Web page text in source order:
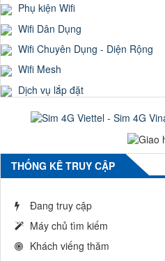
Phụ kiện Wifi
Wifi Dân Dụng
Wifi Chuyên Dụng - Diện Rộng
Wifi Mesh
Dịch vụ lắp đặt
THỐNG KÊ TRUY CẬP
Đang truy cập
Máy chủ tìm kiếm
Khách viếng thăm